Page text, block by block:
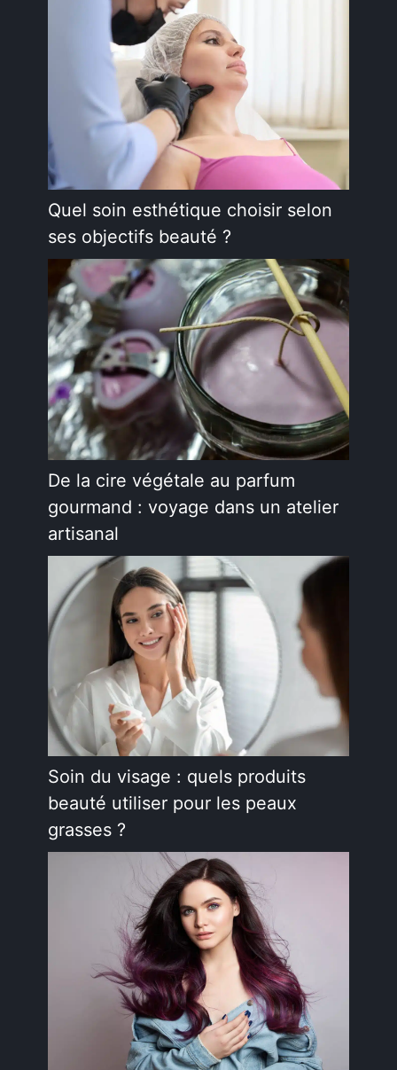
Quel soin esthétique choisir selon
ses objectifs beauté ?
De la cire végétale au parfum
gourmand : voyage dans un atelier
artisanal
Soin du visage : quels produits
beauté utiliser pour les peaux
grasses ?